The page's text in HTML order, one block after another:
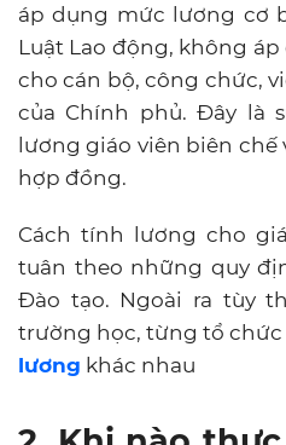
áp dụng mức lương cơ
Luật Lao động, không
cho cán bộ, công chức,
của Chính phủ. Đây là
lương giáo viên biên
hợp đồng.
Cách tính lương cho
tuân theo những quy
Đào tạo. Ngoài ra tùy
trường học, từng tổ chức
lương khác nhau